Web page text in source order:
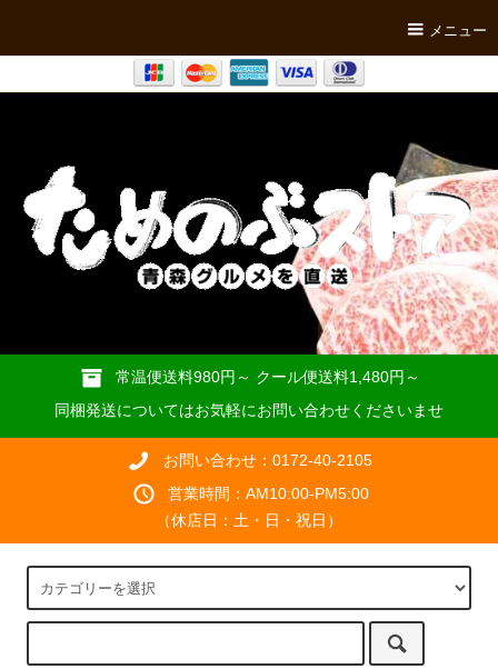
メニュー
常温便送料980円～ クール便送料1,480円～
同梱発送についてはお気軽にお問い合わせくださいませ
お問い合わせ：0172-40-2105
営業時間：AM10:00-PM5:00
（休店日：土・日・祝日）